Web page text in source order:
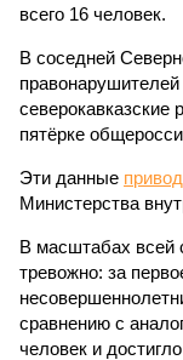
всего 16 человек.
В соседней
северокавказские
пятёрке
Эти данные
Министерства
В масштабах всей
тревожно: за
сравнению с
человек и